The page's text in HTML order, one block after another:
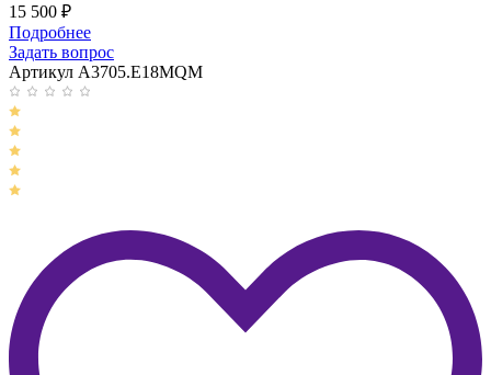
15 500 ₽
Подробнее
Задать вопрос
Артикул A3705.E18MQM